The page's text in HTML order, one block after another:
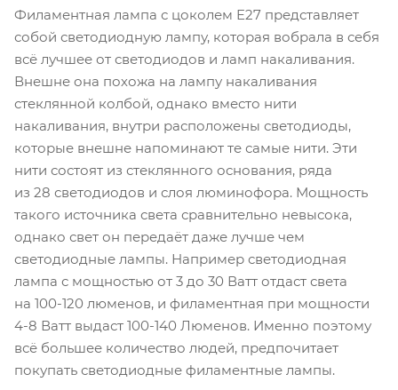
Филаментная лампа с цоколем E27 представляет
собой светодиодную лампу, которая вобрала в себя
всё лучшее от светодиодов и ламп накаливания.
Внешне она похожа на лампу накаливания
стеклянной колбой, однако вместо нити
накаливания, внутри расположены светодиоды,
которые внешне напоминают те самые нити. Эти
нити состоят из стеклянного основания, ряда
из 28 светодиодов и слоя люминофора. Мощность
такого источника света сравнительно невысока,
однако свет он передаёт даже лучше чем
светодиодные лампы. Например светодиодная
лампа с мощностью от 3 до 30 Ватт отдаст света
на 100-120 люменов, и филаментная при мощности
4-8 Ватт выдаст 100-140 Люменов. Именно поэтому
всё большее количество людей, предпочитает
покупать светодиодные филаментные лампы.